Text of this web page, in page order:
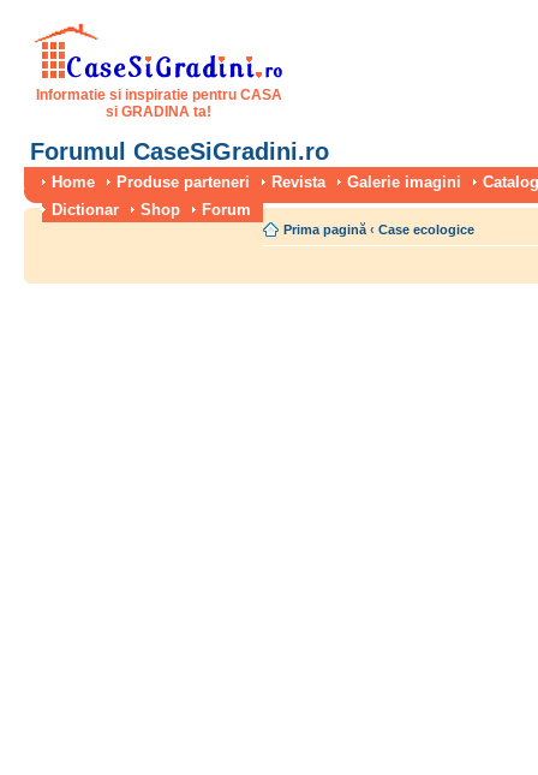
Informatie si inspiratie pentru CASA
si GRADINA ta!
Forumul CaseSiGradini.ro
Home Produse parteneri Revista Galerie imagini
Dictionar
Shop Forum
Prima pagină ‹ Case ecologice